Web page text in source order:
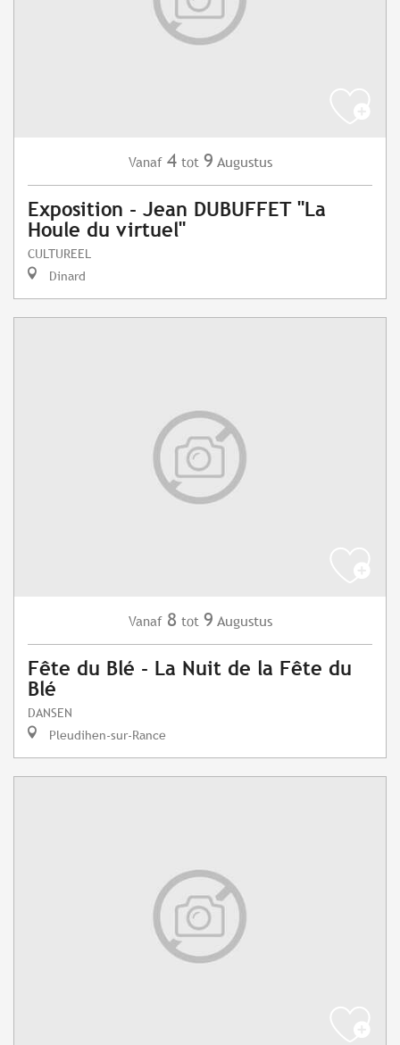
Vanaf 4 tot 9 Augustus
Exposition - Jean DUBUFFET "La
Houle du virtuel"
CULTUREEL
Dinard
Vanaf 8 tot 9 Augustus
Fête du Blé - La Nuit de la Fête du
Blé
DANSEN
Pleudihen-sur-Rance